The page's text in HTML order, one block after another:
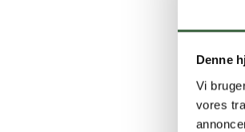
Denne
Vi
vores